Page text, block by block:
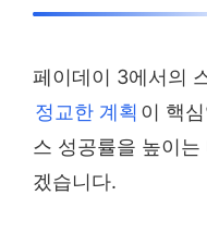
페이데이 3에서의
정교한 계획 이 핵
스 성공률을 높이
겠습니다.